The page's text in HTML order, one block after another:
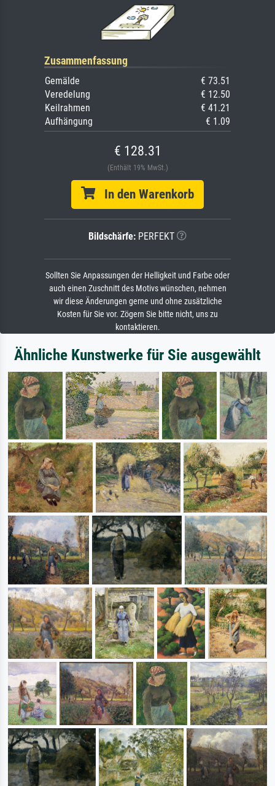
Zusammenfassung
Gemälde
€ 73.51
Veredelung
€ 12.50
Keilrahmen
€ 41.21
Aufhängung
€ 1.09
€ 128.31
(Enthält 19% MwSt.)
In den Warenkorb
Bildschärfe: PERFEKT
Sollten Sie Anpassungen der Helligkeit und Farbe oder
auch einen Zuschnitt des Motivs wünschen, nehmen
wir diese Änderungen gerne und ohne zusätzliche
Kosten für Sie vor. Zögern Sie bitte nicht, uns zu
kontaktieren.
Ähnliche Kunstwerke für Sie ausgewählt